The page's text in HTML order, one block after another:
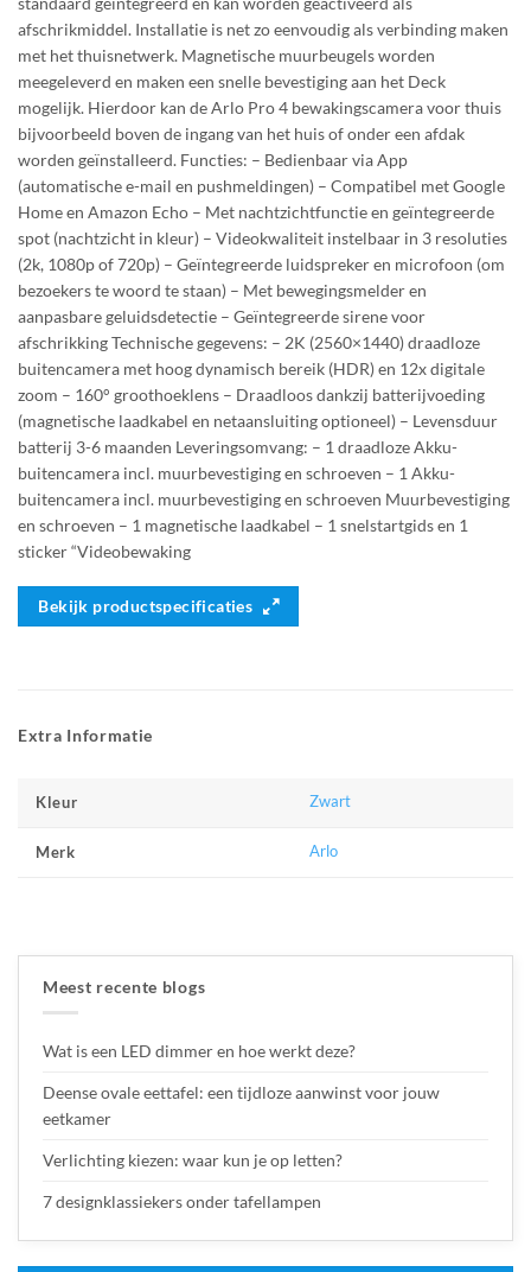
afschrikmiddel. Installatie is net zo eenvoudig als verbinding maken
met het thuisnetwerk. Magnetische muurbeugels worden
meegeleverd en maken een snelle bevestiging aan het Deck
mogelijk. Hierdoor kan de Arlo Pro 4 bewakingscamera voor thuis
bijvoorbeeld boven de ingang van het huis of onder een afdak
worden geïnstalleerd. Functies: – Bedienbaar via App
(automatische e-mail en pushmeldingen) – Compatibel met Google
Home en Amazon Echo – Met nachtzichtfunctie en geïntegreerde
spot (nachtzicht in kleur) – Videokwaliteit instelbaar in 3 resoluties
(2k, 1080p of 720p) – Geïntegreerde luidspreker en microfoon (om
bezoekers te woord te staan) – Met bewegingsmelder en
aanpasbare geluidsdetectie – Geïntegreerde sirene voor
afschrikking Technische gegevens: – 2K (2560×1440) draadloze
buitencamera met hoog dynamisch bereik (HDR) en 12x digitale
zoom – 160° groothoeklens – Draadloos dankzij batterijvoeding
(magnetische laadkabel en netaansluiting optioneel) – Levensduur
batterij 3-6 maanden Leveringsomvang: – 1 draadloze Akku-
buitencamera incl. muurbevestiging en schroeven – 1 Akku-
buitencamera incl. muurbevestiging en schroeven Muurbevestiging
en schroeven – 1 magnetische laadkabel – 1 snelstartgids en 1
sticker “Videobewaking
Bekijk productspecificaties
Extra Informatie
Kleur Zwart
Merk Arlo
Meest recente blogs
Wat is een LED dimmer en hoe werkt deze?
Deense ovale eettafel: een tijdloze aanwinst voor jouw
eetkamer
Verlichting kiezen: waar kun je op letten?
7 designklassiekers onder tafellampen